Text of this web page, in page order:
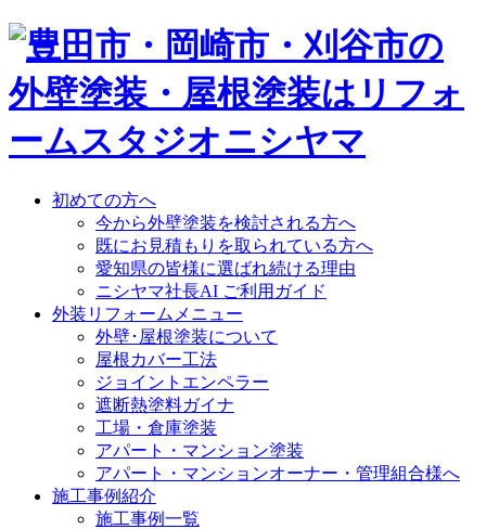
初めての方へ
今から外壁塗装を検討される方へ
既にお見積もりを取られている方へ
愛知県の皆様に選ばれ続ける理由
ニシヤマ社長AI ご利用ガイド
外装リフォームメニュー
外壁･屋根塗装について
屋根カバー工法
ジョイントエンペラー
遮断熱塗料ガイナ
工場・倉庫塗装
アパート・マンション塗装
アパート・マンションオーナー・管理組合様へ
施工事例紹介
施工事例一覧